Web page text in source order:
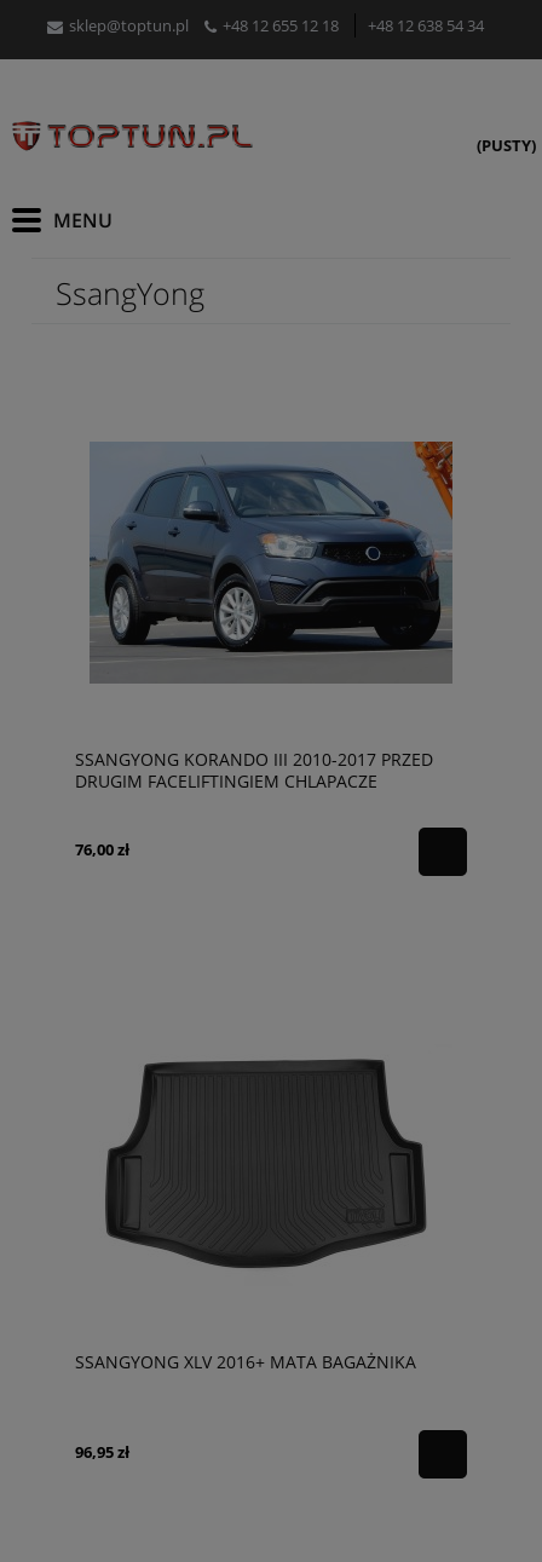
sklep@toptun.pl +48 12 655 12 18 +48 12 638 54 34
(PUSTY)
SsangYong
SSANGYONG KORANDO III 2010-2017 PRZED
DRUGIM FACELIFTINGIEM CHLAPACZE
76,00 zł
SSANGYONG XLV 2016+ MATA BAGAŻNIKA
96,95 zł